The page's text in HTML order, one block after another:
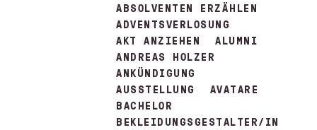
ABSOLVENTEN ERZÄHLEN
ADVENTSVERLOSUNG
AKT ANZIEHEN
ALUMNI
ANDREAS HOLZER
ANKÜNDIGUNG
AUSSTELLUNG
AVATARE
BACHELOR
BEKLEIDUNGSGESTALTER/IN